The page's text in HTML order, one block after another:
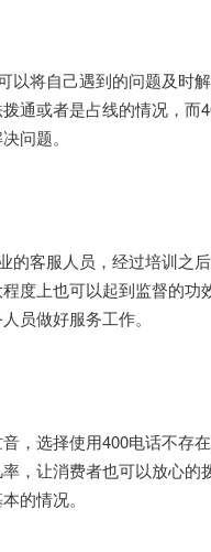
将自己遇到的问题及时
通或者是占线的情况，而
问题。
客服人员，经过培训之
度上也可以起到监督的功
员做好服务工作。
选择使用400电话不存
，让消费者也可以放心的
的情况。